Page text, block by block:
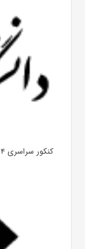
کنکور سراسری ۱۴۰۴ در دانشگاه بیرجند آغاز شد